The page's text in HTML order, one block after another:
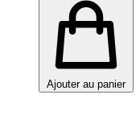
Ajouter au panier